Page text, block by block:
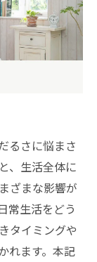
るさに悩まさ
、生活全体に
ざまな影響が
常生活をどう
タイミングや
れます。本記